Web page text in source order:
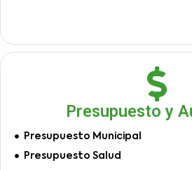
Presupuesto y
Presupuesto Municipal
Presupuesto Salud